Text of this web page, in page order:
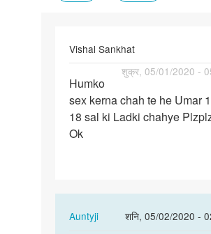
Vishal Sankhat
शुक्र, 05/01/2020 -
Humko
sex
kerna
chah
Humko
sex kerna chah te he Umar
18 sal ki Ladki chahye
Ok
Auntyji
शनि, 05/02/2020 -
In